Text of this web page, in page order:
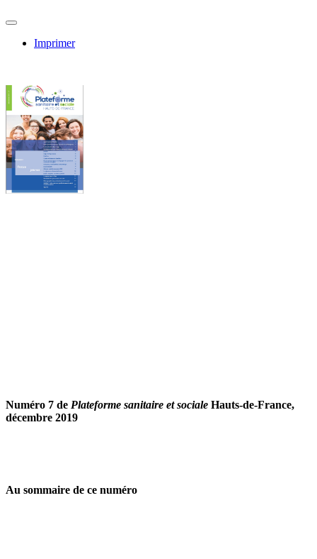
Imprimer
Numéro 7 de Plateforme sanitaire et sociale Hauts-de-France,
décembre 2019
Au sommaire de ce numéro